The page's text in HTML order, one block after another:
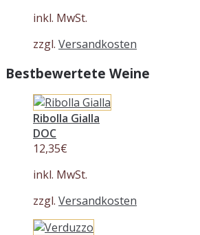
inkl. MwSt.
zzgl. Versandkosten
Bestbewertete Weine
Ribolla Gialla
DOC
12,35€
inkl. MwSt.
zzgl. Versandkosten